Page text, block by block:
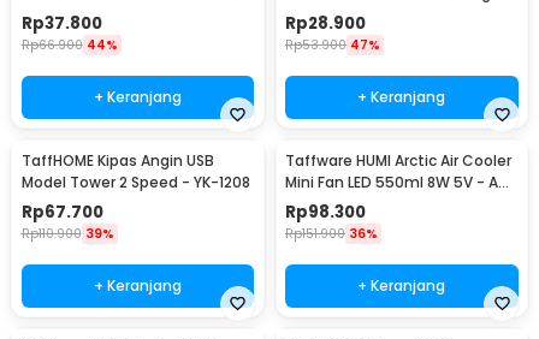
2.5W - A18
Rp37.800
Rp66.900 44%
+ Keranjang
92W 12V - TEC1-12706
Rp28.900
Rp53.900 47%
+ Keranjang
TaffHOME Kipas Angin USB
Model Tower 2 Speed - YK-1208
Rp67.700
Rp110.900 39%
+ Keranjang
Taffware HUMI Arctic Air Cooler
Mini Fan LED 550ml 8W 5V - AA-
MC4
Rp98.300
Rp151.900 36%
+ Keranjang